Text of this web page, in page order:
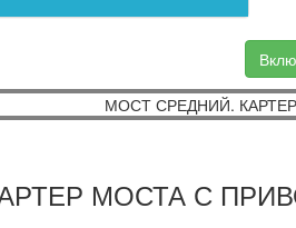
МОСТА С